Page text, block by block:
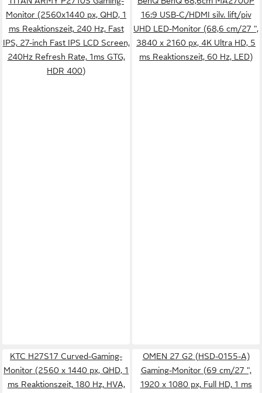
Monitor (2560x1440 px, QHD, 1
ms Reaktionszeit, 240 Hz, Fast
IPS, 27-inch Fast IPS LCD Screen,
240Hz Refresh Rate, 1ms GTG,
HDR 400)
16:9 USB-C/HDMI silv. lift/piv
UHD LED-Monitor (68,6 cm/27 ",
3840 x 2160 px, 4K Ultra HD, 5
ms Reaktionszeit, 60 Hz, LED)
KTC H27S17 Curved-Gaming-
Monitor (2560 x 1440 px, QHD, 1
ms Reaktionszeit, 180 Hz, HVA,
OMEN 27 G2 (HSD-0155-A)
Gaming-Monitor (69 cm/27 ",
1920 x 1080 px, Full HD, 1 ms